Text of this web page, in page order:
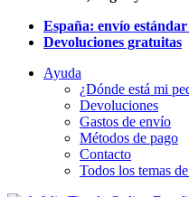
España: envío
Devoluciones gratuitas
Ayuda
¿Dónde está mi
Devoluciones
Gastos de envío
Métodos de pago
Contacto
Todos los temas